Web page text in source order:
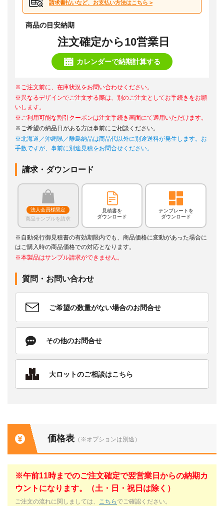
請求書払いなど、お支払い方法はこちら >
商品の目安納期
注文確定から10営業日
カレンダーで納期計算する
※ご注文前に、在庫状況をお問い合わせください。
※異なるデザインでご注文する際は、別のご注文としてお手続きをお願
いします。
※ご利用可能な割引クーポンは注文手続き画面にて適用いただけます。
※ご希望の納品日がある方は事前にご相談ください。
※北海道／沖縄県／離島納品は商品代以外に別途送料が発生します。お
手数ですが、事前に別途見積をお問合せください。
請求・ダウンロード
法人会員様限定
商品サンプルを請求
見積書を
ダウンロード
テンプレートを
ダウンロード
※自動発行御見積書の有効期限内でも、商品価格に変動があった場合に
はご購入時の商品価格での対応となります。
※本製品はサンプル請求ができません。
質問・お問い合わせ
ご希望の数量がない場合のお問合せ
その他のお問合せ
大ロットのご相談はこちら
価格表 （※オプションは別途）
※午前11時までのご注文確定で翌営業日からの納期カ
ウントになります。（土・日・祝日は除く）
ご注文の流れに関しましては、 こちら でご確認ください。